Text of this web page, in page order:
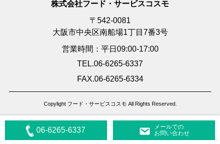
株式会社フード・サービスコスモ
〒542-0081
大阪市中央区南船場1丁目7番3号
営業時間：平日09:00-17:00
TEL.06-6265-6337
FAX.06-6265-6334
Copylight フード・サービスコスモ All Rights Reserved.
06-6265-6337
メールでの
お問い合わせ